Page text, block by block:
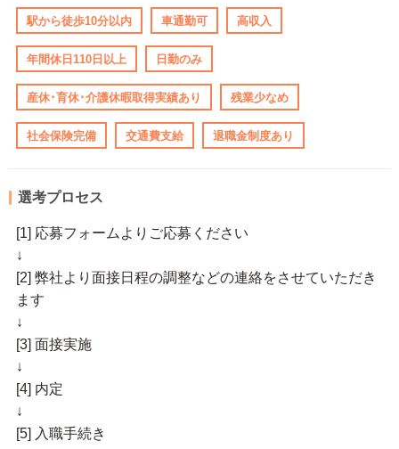
駅から徒歩10分以内 車通勤可 高収入
年間休日110日以上 日勤のみ
産休･育休･介護休暇取得実績あり 残業少なめ
社会保険完備 交通費支給 退職金制度あり
選考プロセス
[1] 応募フォームよりご応募ください
↓
[2] 弊社より面接日程の調整などの連絡をさせていただき
ます
↓
[3] 面接実施
↓
[4] 内定
↓
[5] 入職手続き